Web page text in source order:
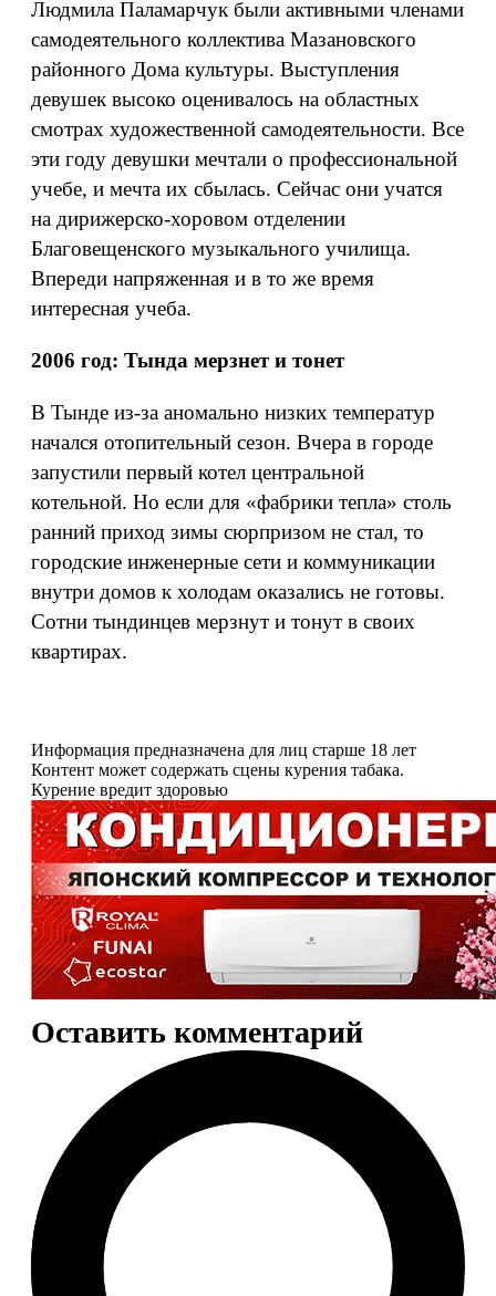
Людмила Паламарчук были активными членами
самодеятельного коллектива Мазановского
районного Дома культуры. Выступления
девушек высоко оценивалось на областных
смотрах художественной самодеятельности. Все
эти году девушки мечтали о профессиональной
учебе, и мечта их сбылась. Сейчас они учатся
на дирижерско-хоровом отделении
Благовещенского музыкального училища.
Впереди напряженная и в то же время
интересная учеба.
2006 год: Тында мерзнет и тонет
В Тынде из-за аномально низких температур
начался отопительный сезон. Вчера в городе
запустили первый котел центральной
котельной. Но если для «фабрики тепла» столь
ранний приход зимы сюрпризом не стал, то
городские инженерные сети и коммуникации
внутри домов к холодам оказались не готовы.
Сотни тындинцев мерзнут и тонут в своих
квартирах.
Информация предназначена для лиц старше 18 лет
Контент может содержать сцены курения табака.
Курение вредит здоровью
Оставить комментарий